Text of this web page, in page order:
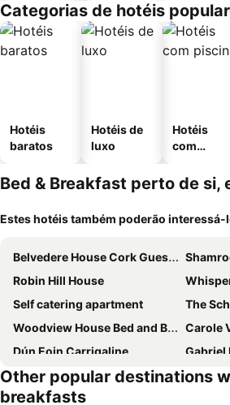
Categorias de hotéis
Hotéis
baratos
Hotéis de
luxo
Hotéis
com
Bed & Breakfast perto de si,
Estes hotéis também poderão interessá-
Belvedere House Cork Guest House
Robin Hill House
Self catering apartment
The
Woodview House Bed and Breakfast
Carole
Dún Eoin Carrigaline
Gabriel
Other popular destinations
breakfasts